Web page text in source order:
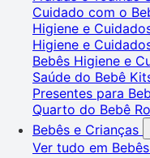
Cuidado com o
Higiene e
Higiene e
Bebês Higiene e
Saúde do Bebê
Presentes para
Quarto do Bebê
Bebês e Crianças
Ver tudo em